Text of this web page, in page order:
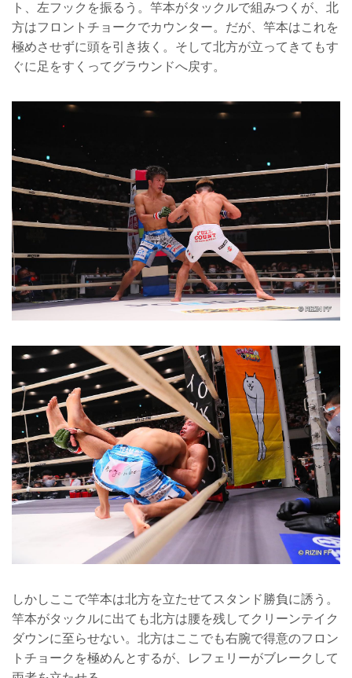
ト、左フックを振るう。竿本がタックルで組みつくが、北
方はフロントチョークでカウンター。だが、竿本はこれを
極めさせずに頭を引き抜く。そして北方が立ってきてもす
ぐに足をすくってグラウンドへ戻す。
しかしここで竿本は北方を立たせてスタンド勝負に誘う。
竿本がタックルに出ても北方は腰を残してクリーンテイク
ダウンに至らせない。北方はここでも右腕で得意のフロン
トチョークを極めんとするが、レフェリーがブレークして